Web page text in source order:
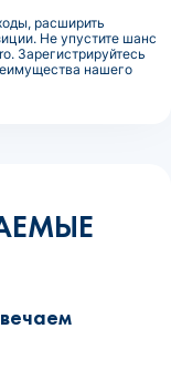
расширить
Не упустите шанс
Зарегистрируйтесь
нашего